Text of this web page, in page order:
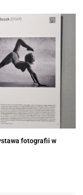
fotografii w